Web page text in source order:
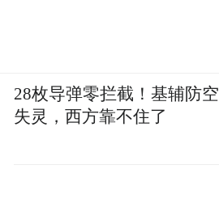
28枚导弹零拦截！基辅防空
失灵，西方靠不住了